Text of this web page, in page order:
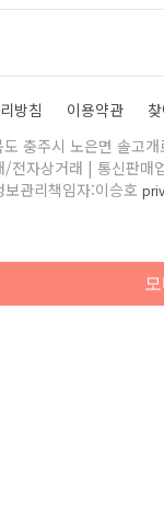
방침 이용약관
충주시 노은면 솔고
자상거래 | 통신판매
관리책임자:이승호